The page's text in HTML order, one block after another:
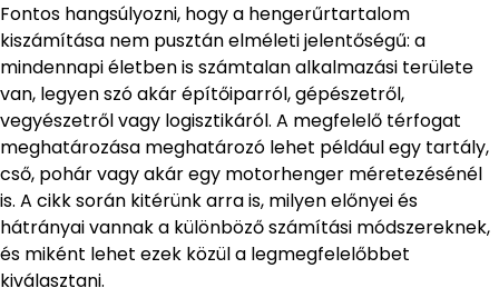
Fontos hangsúlyozni, hogy a hengerűrtartalom
kiszámítása nem pusztán elméleti jelentőségű: a
mindennapi életben is számtalan alkalmazási területe
van, legyen szó akár építőiparról, gépészetről,
vegyészetről vagy logisztikáról. A megfelelő térfogat
meghatározása meghatározó lehet például egy tartály,
cső, pohár vagy akár egy motorhenger méretezésénél
is. A cikk során kitérünk arra is, milyen előnyei és
hátrányai vannak a különböző számítási módszereknek,
és miként lehet ezek közül a legmegfelelőbbet
kiválasztani.